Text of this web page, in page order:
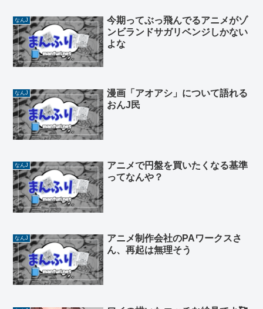
なんJ
今期ってぶっ飛んでるアニメがゾ
ンビランドサガリベンジしかない
よな
なんJ
漫画「アオアシ」について語れる
おんJ民
なんJ
アニメで円盤を買いたくなる基準
ってなんや？
なんJ
アニメ制作会社のPAワークスさ
ん、再起は無理そう